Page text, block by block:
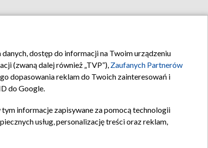
dostęp do informacji na Twoim urządzeniu
(zwaną dalej również „TVP”), Zaufanych Partnerów
dopasowania reklam do Twoich zainteresowań i
do Google.
tym informacje zapisywane za pomocą technologii
usług, personalizację treści oraz reklam,